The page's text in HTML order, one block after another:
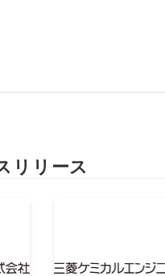
リリース